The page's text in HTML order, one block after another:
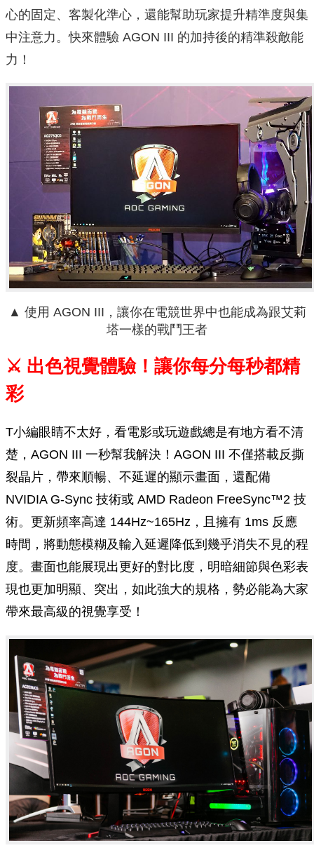
心的固定、客製化準心，還能幫助玩家提升精準度與集
中注意力。快來體驗 AGON III 的加持後的精準殺敵能
力！
▲ 使用 AGON III，讓你在電競世界中也能成為跟艾莉
塔一樣的戰鬥王者
⚔ 出色視覺體驗！讓你每分每秒都精
彩
T小編眼睛不太好，看電影或玩遊戲總是有地方看不清
楚，AGON III 一秒幫我解決！AGON III 不僅搭載反撕
裂晶片，帶來順暢、不延遲的顯示畫面，還配備
NVIDIA G-Sync 技術或 AMD Radeon FreeSync™2 技
術。更新頻率高達 144Hz~165Hz，且擁有 1ms 反應
時間，將動態模糊及輸入延遲降低到幾乎消失不見的程
度。畫面也能展現出更好的對比度，明暗細節與色彩表
現也更加明顯、突出，如此強大的規格，勢必能為大家
帶來最高級的視覺享受！